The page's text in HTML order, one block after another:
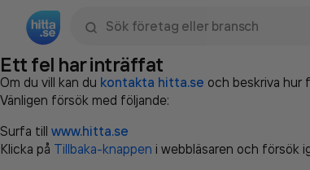
Ett fel har inträffat
Om du vill kan du kontakta hitta.se och beskriva hur
Vänligen försök med följande:
Surfa till www.hitta.se
Klicka på Tillbaka-knappen i webbläsaren och försök